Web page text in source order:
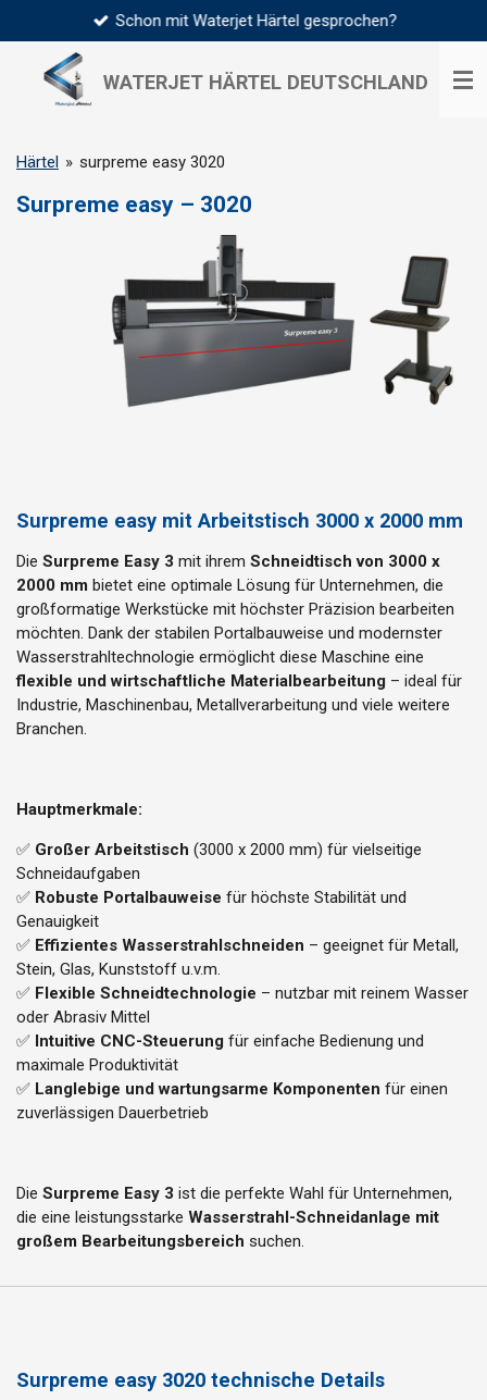
Hauptinhalt
springen
WATERJET HÄRTEL DEUTSCHLAND
Schon mit Waterjet Härtel gesprochen?
Härtel » surpreme easy 3020
Surpreme easy – 3020
Surpreme easy mit Arbeitstisch 3000 x 2000 mm
Die Surpreme Easy 3 mit ihrem Schneidtisch von 3000 x
2000 mm bietet eine optimale Lösung für Unternehmen, die
großformatige Werkstücke mit höchster Präzision bearbeiten
möchten. Dank der stabilen Portalbauweise und modernster
Wasserstrahltechnologie ermöglicht diese Maschine eine
flexible und wirtschaftliche Materialbearbeitung – ideal für
Industrie, Maschinenbau, Metallverarbeitung und viele weitere
Branchen.
Hauptmerkmale:
✅ Großer Arbeitstisch (3000 x 2000 mm) für vielseitige
Schneidaufgaben
✅ Robuste Portalbauweise für höchste Stabilität und
Genauigkeit
✅ Effizientes Wasserstrahlschneiden – geeignet für Metall,
Stein, Glas, Kunststoff u.v.m.
✅ Flexible Schneidtechnologie – nutzbar mit reinem Wasser
oder Abrasiv Mittel
✅ Intuitive CNC-Steuerung für einfache Bedienung und
maximale Produktivität
✅ Langlebige und wartungsarme Komponenten für einen
zuverlässigen Dauerbetrieb
Die Surpreme Easy 3 ist die perfekte Wahl für Unternehmen,
die eine leistungsstarke Wasserstrahl-Schneidanlage mit
großem Bearbeitungsbereich suchen.
Surpreme easy 3020 technische Details